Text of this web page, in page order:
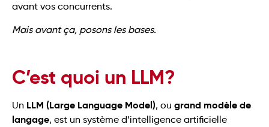
avant vos concurrents.
Mais avant ça, posons les bases.
C’est quoi un LLM?
Un LLM (Large Language Model), ou grand modèle de
langage, est un système d’intelligence artificielle